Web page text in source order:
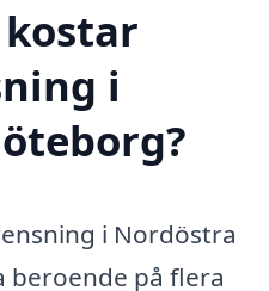
i
i Nordöstra
beroende på flera